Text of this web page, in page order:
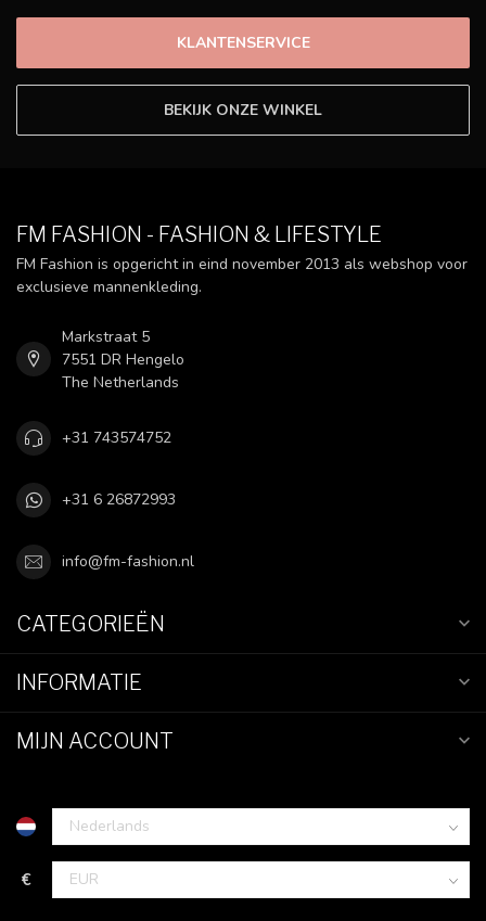
KLANTENSERVICE
BEKIJK ONZE WINKEL
FM FASHION - FASHION & LIFESTYLE
FM Fashion is opgericht in eind november 2013 als webshop voor
exclusieve mannenkleding.
Markstraat 5
7551 DR Hengelo
The Netherlands
+31 743574752
+31 6 26872993
info@fm-fashion.nl
CATEGORIEËN
INFORMATIE
MIJN ACCOUNT
€